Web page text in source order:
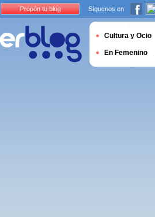
Propón tu blog Síguenos en
Cultura y Ocio
En Femenino